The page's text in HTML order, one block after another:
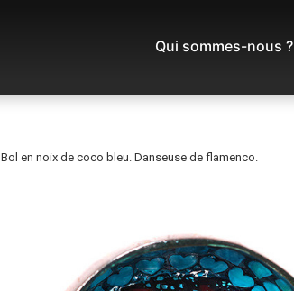
Qui sommes-nous ?
Bol en noix de coco bleu. Danseuse de flamenco.